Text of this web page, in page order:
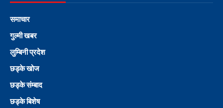
समाचार
गुल्मी खबर
लुम्बिनी प्रदेश
छड्के खोज
छड्के संम्बाद
छड्के बिशेष